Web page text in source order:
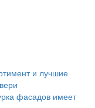
и лучшие
фасадов имеет